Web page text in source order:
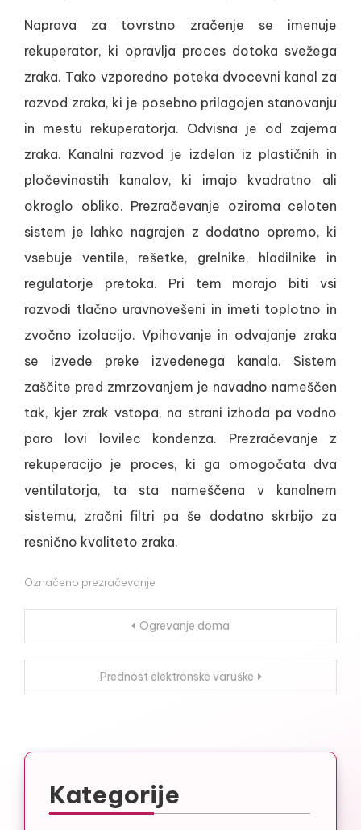
Naprava za tovrstno zračenje se imenuje
rekuperator, ki opravlja proces dotoka svežega
zraka. Tako vzporedno poteka dvocevni kanal za
razvod zraka, ki je posebno prilagojen stanovanju
in mestu rekuperatorja. Odvisna je od zajema
zraka. Kanalni razvod je izdelan iz plastičnih in
pločevinastih kanalov, ki imajo kvadratno ali
okroglo obliko. Prezračevanje oziroma celoten
sistem je lahko nagrajen z dodatno opremo, ki
vsebuje ventile, rešetke, grelnike, hladilnike in
regulatorje pretoka. Pri tem morajo biti vsi
razvodi tlačno uravnovešeni in imeti toplotno in
zvočno izolacijo. Vpihovanje in odvajanje zraka
se izvede preke izvedenega kanala. Sistem
zaščite pred zmrzovanjem je navadno nameščen
tak, kjer zrak vstopa, na strani izhoda pa vodno
paro lovi lovilec kondenza. Prezračevanje z
rekuperacijo je proces, ki ga omogočata dva
ventilatorja, ta sta nameščena v kanalnem
sistemu, zračni filtri pa še dodatno skrbijo za
resnično kvaliteto zraka.
Označeno prezračevanje
Navigacija
prispevka
Ogrevanje doma
Prednost elektronske varuške
Kategorije